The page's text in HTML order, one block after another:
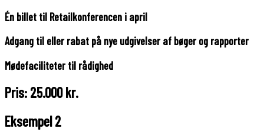
Én billet til Retailkonferencen i april
Adgang til eller rabat på nye udgivelser af bøger og rapporter
Mødefaciliteter til rådighed
Pris: 25.000 kr.
Eksempel 2